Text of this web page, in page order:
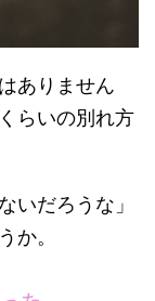
ありません
らいの別れ方
いだろうな」
か。